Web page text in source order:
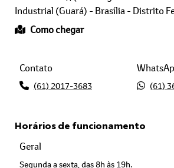
Como chegar
(61) 2017-3683 (61)
Geral
Segunda a sexta, das 8h às 19h.
Sábado, das 8h às 18h.